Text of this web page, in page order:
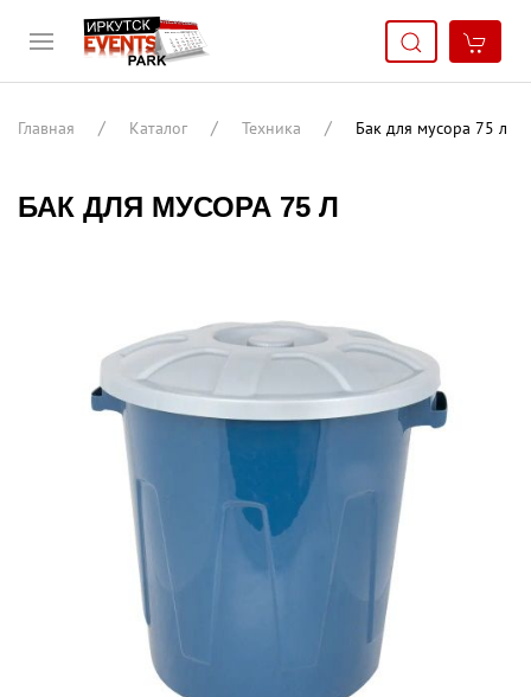
Главная Каталог Техника Бак для мусора 75 л
БАК ДЛЯ МУСОРА 75 Л